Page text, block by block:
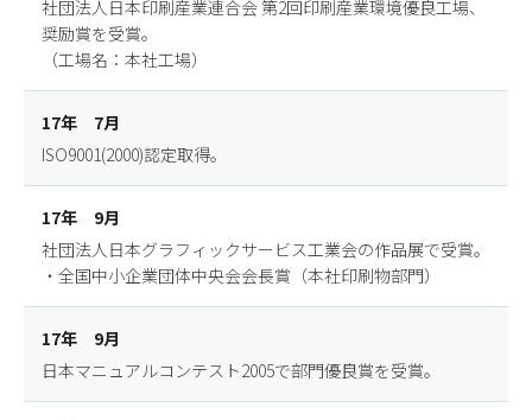
社団法人日本印刷産業連合会 第2回印刷産業環境優良工場、
奨励賞を受賞。
（工場名：本社工場）
17年 7月
ISO9001(2000)認定取得。
17年 9月
社団法人日本グラフィックサービス工業会の作品展で受賞。
・全国中小企業団体中央会会長賞（本社印刷物部門）
17年 9月
日本マニュアルコンテスト2005で部門優良賞を受賞。